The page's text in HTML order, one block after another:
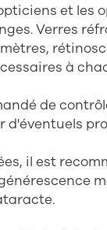
et
Verres
à
de
il est